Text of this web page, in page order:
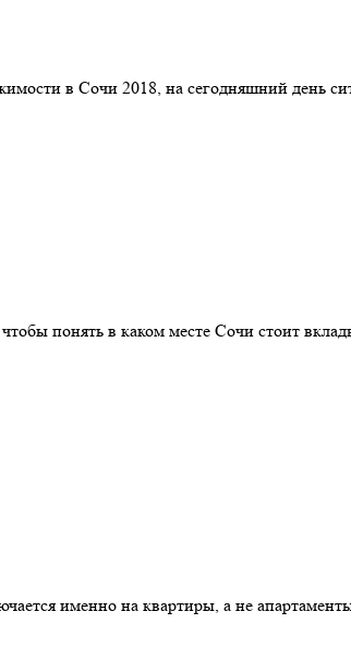
в Сочи 2018, на сегодняшний день
понять в каком месте Сочи стоит
именно на квартиры, а не